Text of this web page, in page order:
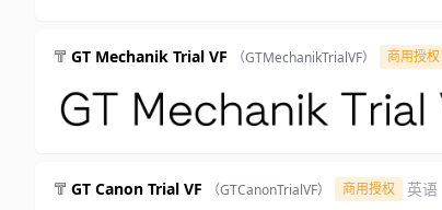
GT Mechanik Trial VF （GTMechanikTrialVF） 商用授权
GT Canon Trial VF （GTCanonTrialVF） 商用授权 英语